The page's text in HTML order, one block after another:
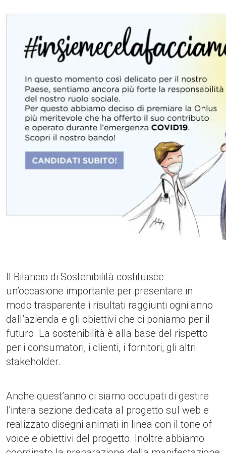
Il Bilancio di Sostenibilità costituisce
un’occasione importante per presentare in
modo trasparente i risultati raggiunti ogni anno
dall’azienda e gli obiettivi che ci poniamo per il
futuro. La sostenibilità è alla base del rispetto
per i consumatori, i clienti, i fornitori, gli altri
stakeholder.
Anche quest’anno ci siamo occupati di gestire
l’intera sezione dedicata al progetto sul web e
realizzato disegni animati in linea con il tone of
voice e obiettivi del progetto. Inoltre abbiamo